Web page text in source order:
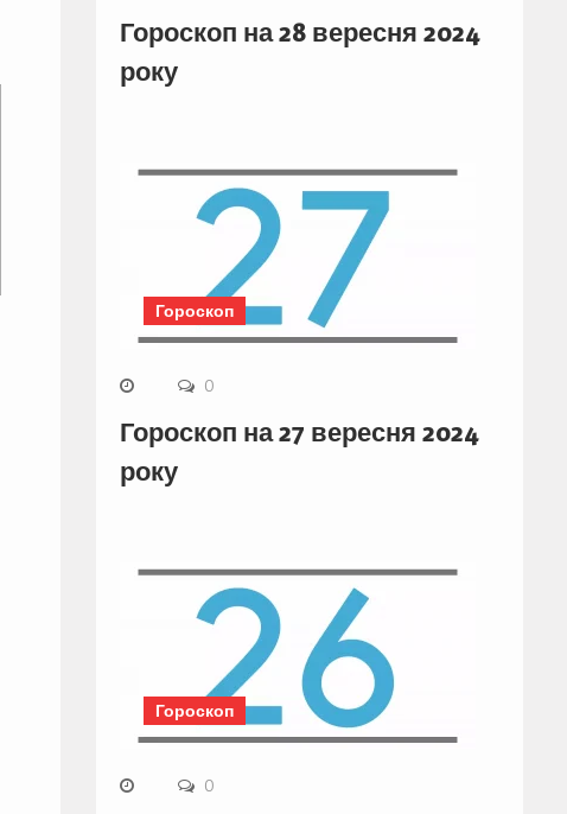
Гороскоп на 28 вересня 2024
року
Гороскоп
0
Гороскоп на 27 вересня 2024
року
Гороскоп
0